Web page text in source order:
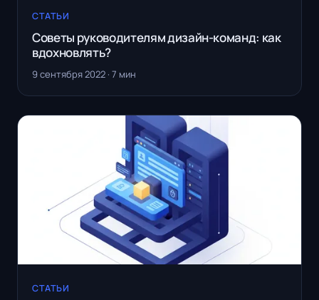
СТАТЬИ
Советы руководителям дизайн-команд: как
вдохновлять?
9 сентября 2022 · 7 мин
СТАТЬИ